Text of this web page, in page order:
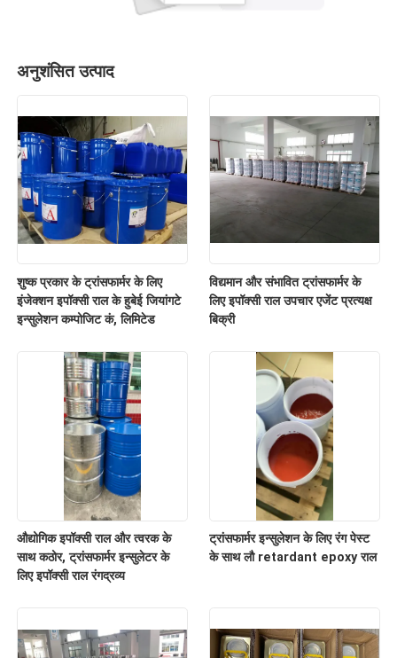
अनुशंसित उत्पाद
शुष्क प्रकार के ट्रांसफार्मर के लिए
इंजेक्शन इपॉक्सी राल के हुबेई जियांगटे
इन्सुलेशन कम्पोजिट कं, लिमिटेड
विद्यमान और संभावित ट्रांसफार्मर के
लिए इपॉक्सी राल उपचार एजेंट प्रत्यक्ष
बिक्री
औद्योगिक इपॉक्सी राल और त्वरक के
साथ कठोर, ट्रांसफार्मर इन्सुलेटर के
लिए इपॉक्सी राल रंगद्रव्य
ट्रांसफार्मर इन्सुलेशन के लिए रंग पेस्ट
के साथ लौ retardant epoxy राल